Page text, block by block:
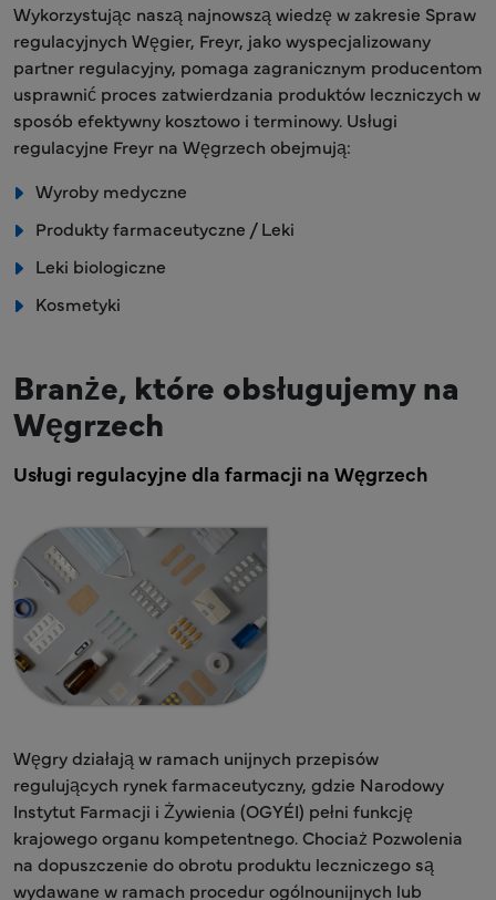
Wykorzystując naszą najnowszą wiedzę w zakresie Spraw
regulacyjnych Węgier, Freyr, jako wyspecjalizowany
partner regulacyjny, pomaga zagranicznym producentom
usprawnić proces zatwierdzania produktów leczniczych w
sposób efektywny kosztowo i terminowy. Usługi
regulacyjne Freyr na Węgrzech obejmują:
Wyroby medyczne
Produkty farmaceutyczne / Leki
Leki biologiczne
Kosmetyki
Branże, które obsługujemy na
Węgrzech
Usługi regulacyjne dla farmacji na Węgrzech
Węgry działają w ramach unijnych przepisów
regulujących rynek farmaceutyczny, gdzie Narodowy
Instytut Farmacji i Żywienia (OGYÉI) pełni funkcję
krajowego organu kompetentnego. Chociaż Pozwolenia
na dopuszczenie do obrotu produktu leczniczego są
wydawane w ramach procedur ogólnounijnych lub